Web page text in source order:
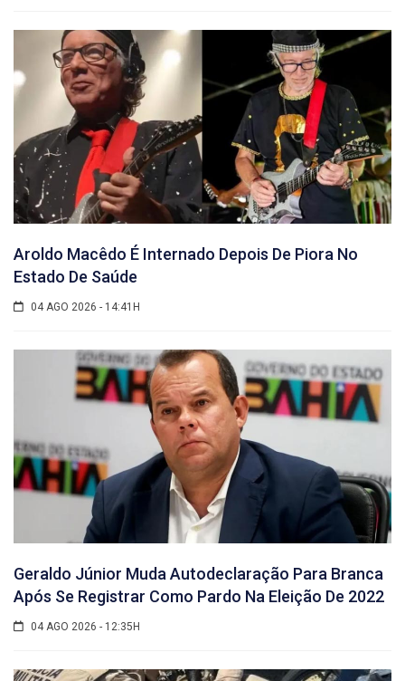
Aroldo Macêdo É Internado Depois De Piora No
Estado De Saúde
04 AGO 2026 - 14:41H
Geraldo Júnior Muda Autodeclaração Para Branca
Após Se Registrar Como Pardo Na Eleição De 2022
04 AGO 2026 - 12:35H